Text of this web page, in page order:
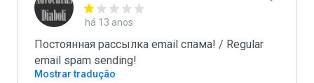
há 13 anos
Постоянная рассылка email спама! / Regular
email spam sending!
Mostrar tradução